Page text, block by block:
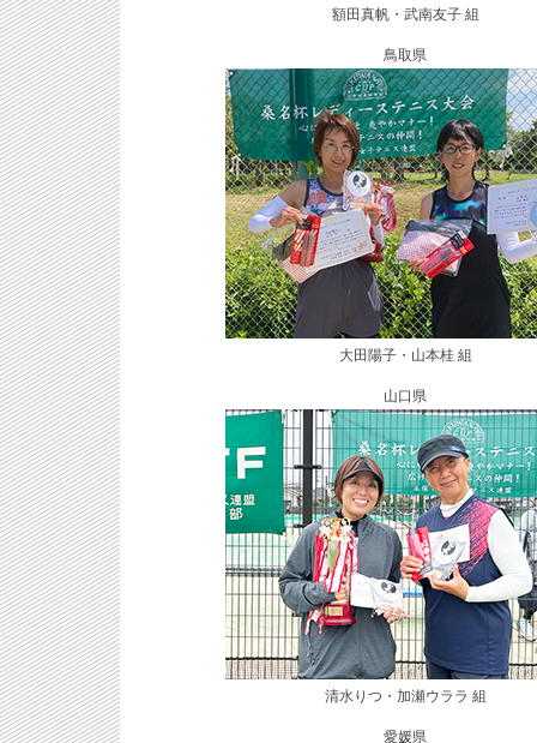
額田真帆・武南友子 組
鳥取県
大田陽子・山本桂 組
山口県
清水りつ・加瀬ウララ 組
愛媛県